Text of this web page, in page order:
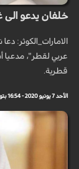
خلفان يدعو
الامارات_الكوثر:
عربي لقطر"،
قطرية.
الأحد 7 يونيو 2020 - 16:54 بتوقيت مكة